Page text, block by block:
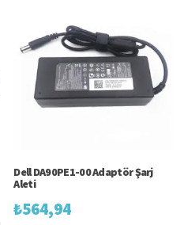
Dell DA90PE1-00 Adaptör Şarj
Aleti
₺564,94